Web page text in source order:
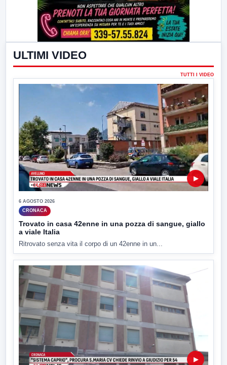
ULTIMI VIDEO
TUTTI I VIDEO
▶
6 AGOSTO 2026
CRONACA
Trovato in casa 42enne in una pozza di sangue, giallo
a viale Italia
Ritrovato senza vita il corpo di un 42enne in un...
▶